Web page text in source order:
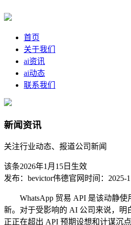
首页
关于我们
ai资讯
ai动态
联系我们
新闻资讯
关注行业动态、报道公司新闻
该条2026年1月15日生效
发布：bevictor伟德官网 时间：2025-
WhatsApp 贸易 API 是该动静使用
新。对于受影响的 AI 公司来说，明
正正在超出 API 预期设想和计谋沉